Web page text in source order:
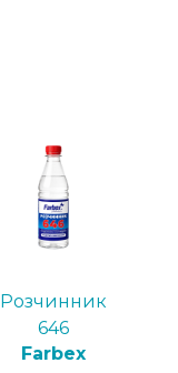
Розчинник
646
Farbex